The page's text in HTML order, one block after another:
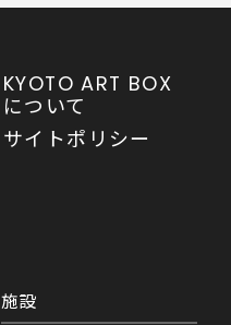
KYOTO ART BOX
について
サイトポリシー
施設